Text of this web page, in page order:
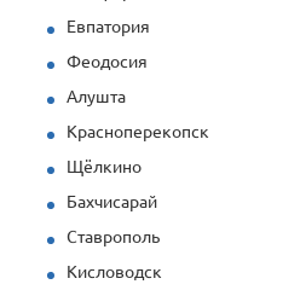
Евпатория
Феодосия
Алушта
Красноперекопск
Щёлкино
Бахчисарай
Ставрополь
Кисловодск